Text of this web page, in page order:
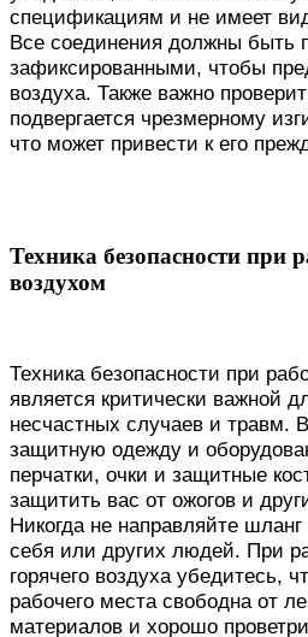
спецификациям и не имеет
Все соединения должны быть
зафиксированными, чтобы
воздуха. Также важно
подвергается чрезмерному
что может привести к его
Техника безопасности при
воздухом
Техника безопасности при
является критически важной
несчастных случаев и травм.
защитную одежду и
перчатки, очки и защитные
защитить вас от ожогов и
Никогда не направляйте шланг
себя или других людей. При
горячего воздуха убедитесь,
рабочего места свободна от
материалов и хорошо